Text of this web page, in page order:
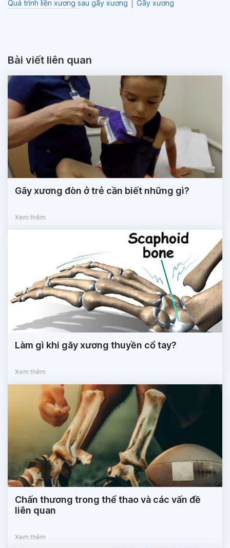
Quá trình liền xương sau gãy xương Gãy xương
Bài viết liên quan
Gãy xương đòn ở trẻ cần biết những gì?
Xem thêm
Làm gì khi gãy xương thuyền cổ tay?
Xem thêm
Chấn thương trong thể thao và các vấn đề
liên quan
Xem thêm